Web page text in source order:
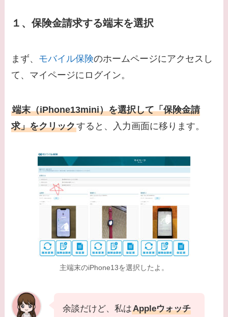
１、保険金請求する端末を選択
まず、 モバイル保険のホームページにアクセスし
て、マイページにログイン。
端末（iPhone13mini）を選択して「保険金請
求」をクリックすると、入力画面に移ります。
主端末のiPhone13を選択したよ。
余談だけど、私はAppleウォッチ